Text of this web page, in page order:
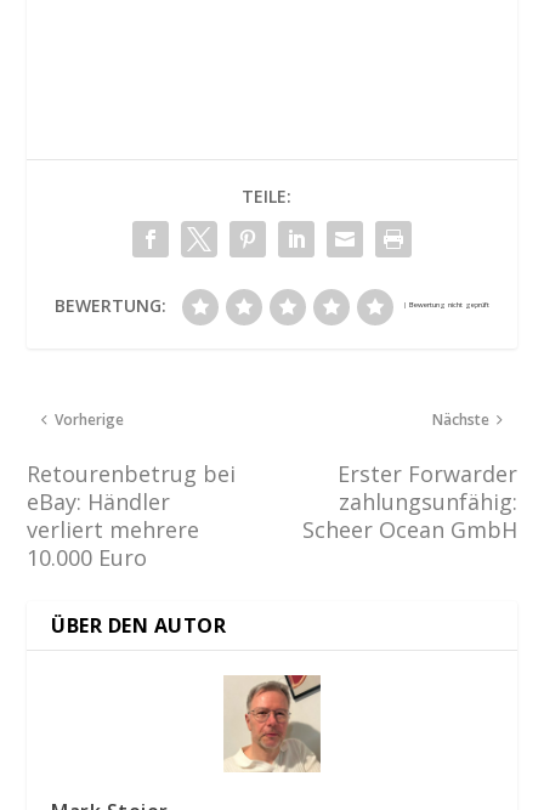
TEILE:
BEWERTUNG:
Vorherige
Retourenbetrug bei
eBay: Händler
verliert mehrere
10.000 Euro
Nächste
Erster Forwarder
zahlungsunfähig:
Scheer Ocean GmbH
ÜBER DEN AUTOR